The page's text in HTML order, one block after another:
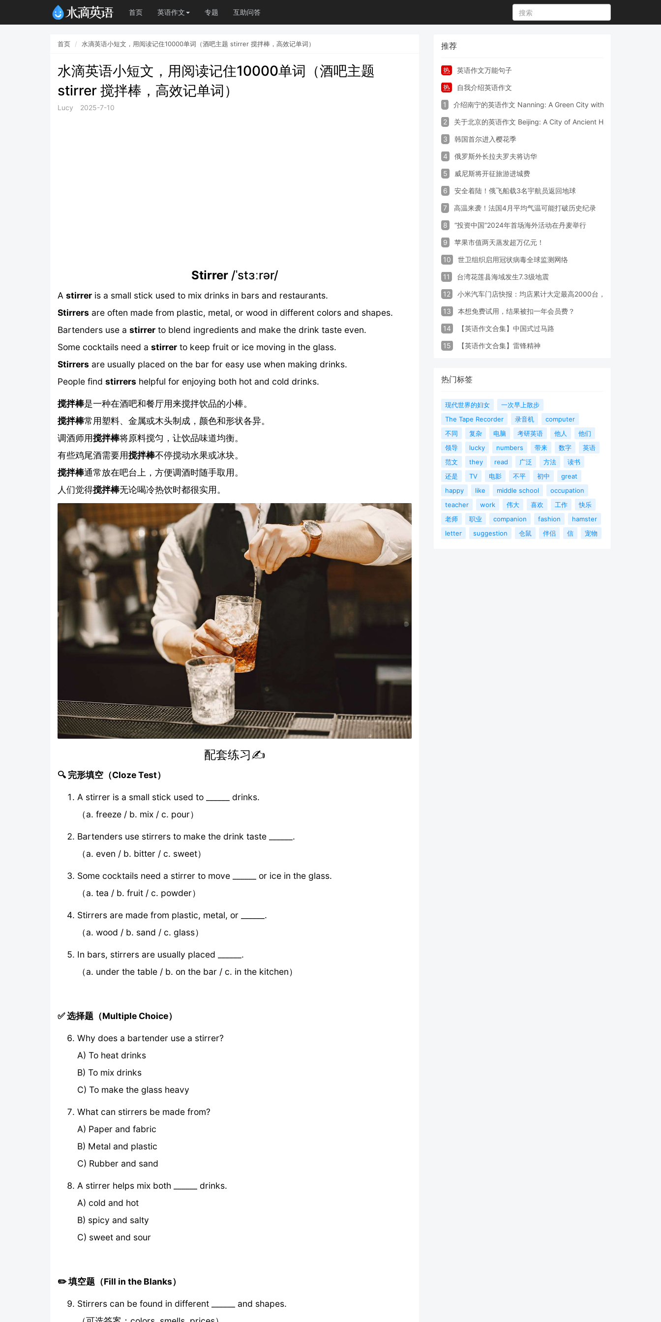
首页 英语作文 专题 互助问答
首页 水滴英语小短文，用阅读记住10000单词（酒吧主题 stirrer 搅拌棒，高效记单词）
水滴英语小短文，用阅读记住10000单词（酒吧主题
stirrer 搅拌棒，高效记单词）
Lucy 2025-7-10
Stirrer/ˈstɜːrər/
A stirrer is a small stick used to mix drinks in bars and restaurants.
Stirrers are often made from plastic, metal, or wood in different colors and shapes.
Bartenders use a stirrer to blend ingredients and make the drink taste even.
Some cocktails need a stirrer to keep fruit or ice moving in the glass.
Stirrers are usually placed on the bar for easy use when making drinks.
People find stirrers helpful for enjoying both hot and cold drinks.
搅拌棒是一种在酒吧和餐厅用来搅拌饮品的小棒。
搅拌棒常用塑料、金属或木头制成，颜色和形状各异。
调酒师用搅拌棒将原料搅匀，让饮品味道均衡。
有些鸡尾酒需要用搅拌棒不停搅动水果或冰块。
搅拌棒通常放在吧台上，方便调酒时随手取用。
人们觉得搅拌棒无论喝冷热饮时都很实用。
配套练习✍️
🔍 完形填空（Cloze Test）
A stirrer is a small stick used to ______ drinks.
（a. freeze / b. mix / c. pour）
Bartenders use stirrers to make the drink taste ______.
（a. even / b. bitter / c. sweet）
Some cocktails need a stirrer to move ______ or ice in the glass.
（a. tea / b. fruit / c. powder）
Stirrers are made from plastic, metal, or ______.
（a. wood / b. sand / c. glass）
In bars, stirrers are usually placed ______.
（a. under the table / b. on the bar / c. in the kitchen）
✅ 选择题（Multiple Choice）
Why does a bartender use a stirrer?
A) To heat drinks
B) To mix drinks
C) To make the glass heavy
What can stirrers be made from?
A) Paper and fabric
B) Metal and plastic
C) Rubber and sand
A stirrer helps mix both ______ drinks.
A) cold and hot
B) spicy and salty
C) sweet and sour
✏️ 填空题（Fill in the Blanks）
Stirrers can be found in different ______ and shapes.
推荐
热 英语作文万能句子
热 自我介绍英语作文
1 介绍南宁的英语作文 Nanning: A Green City with Vibrant Culture
2 关于北京的英语作文 Beijing: A City of Ancient Heritage and
3 韩国首尔进入樱花季
4 俄罗斯外长拉夫罗夫将访华
5 威尼斯将开征旅游进城费
6 安全着陆！俄飞船载3名宇航员返回地球
7 高温来袭！法国4月平均气温可能打破历史纪录
8 “投资中国”2024年首场海外活动在丹麦举行
9 苹果市值两天蒸发超万亿元！
10 世卫组织启用冠状病毒全球监测网络
11 台湾花莲县海域发生7.3级地震
12 小米汽车门店快报：均店累计大定最高2000台，锁单率最高达
13 本想免费试用，结果被扣一年会员费？
14 【英语作文合集】中国式过马路
15 【英语作文合集】雷锋精神
热门标签
现代世界的妇女
一次早上散步
The Tape Recorder
录音机
computer
不同
复杂 电脑 考研英语 他人
他们
领导
lucky numbers 带来 数字
英语
范文
they read 广泛 方法
读书
还是
TV 电影 不平 初中
great
happy
like middle school
occupation
teacher
work 伟大 喜欢 工作
快乐
老师
职业 companion fashion
hamster
letter
suggestion 仓鼠 伴侣 信 宠物